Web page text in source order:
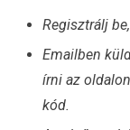
Regisztrálj
Emailben
írni az
kód.